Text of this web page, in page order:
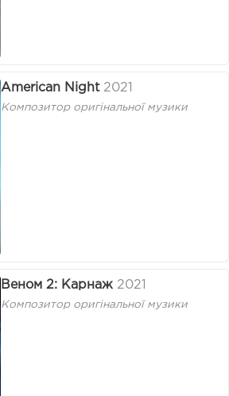
American Night 2021
Композитор оригінальної музики
Веном 2: Карнаж 2021
Композитор оригінальної музики